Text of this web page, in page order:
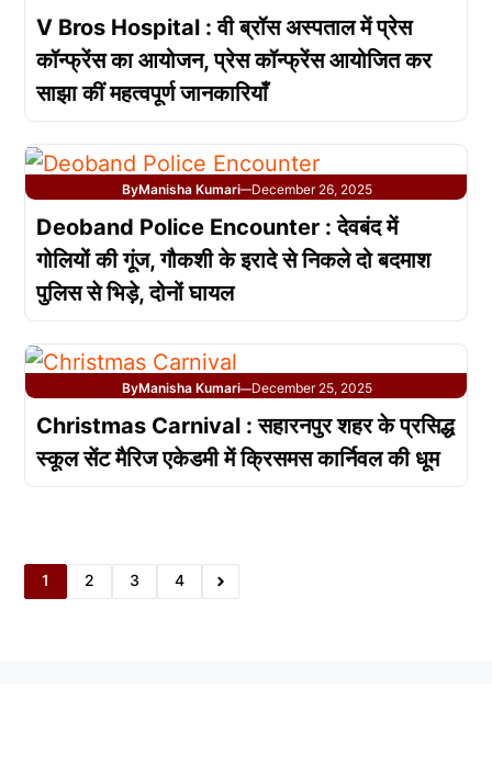
V Bros Hospital : वी ब्रॉस अस्पताल में प्रेस
कॉन्फ्रेंस का आयोजन, प्रेस कॉन्फ्रेंस आयोजित कर
साझा कीं महत्वपूर्ण जानकारियाँ
ByManisha Kumari—December 26, 2025
Deoband Police Encounter : देवबंद में
गोलियों की गूंज, गौकशी के इरादे से निकले दो बदमाश
पुलिस से भिड़े, दोनों घायल
ByManisha Kumari—December 25, 2025
Christmas Carnival : सहारनपुर शहर के प्रसिद्ध
स्कूल सेंट मैरिज एकेडमी में क्रिसमस कार्निवल की धूम
1 2 3 4